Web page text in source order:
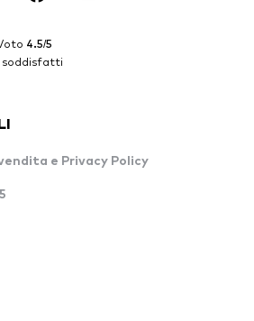
4.5/5
soddisfatti
e Privacy Policy